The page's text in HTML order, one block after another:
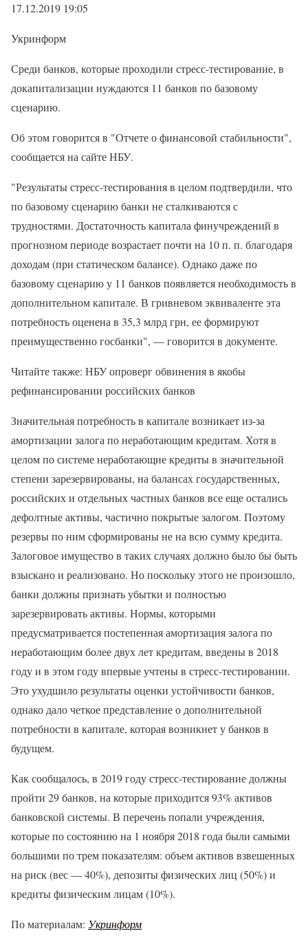
17.12.2019 19:05
Укринформ
Среди банков, которые проходили стресс-тестирование, в
докапитализации нуждаются 11 банков по базовому
сценарию.
Об этом говорится в "Отчете о финансовой стабильности",
сообщается на сайте НБУ.
"Результаты стресс-тестирования в целом подтвердили, что
по базовому сценарию банки не сталкиваются с
трудностями. Достаточность капитала финучреждений в
прогнозном периоде возрастает почти на 10 п. п. благодаря
доходам (при статическом балансе). Однако даже по
базовому сценарию у 11 банков появляется необходимость в
дополнительном капитале. В гривневом эквиваленте эта
потребность оценена в 35,3 млрд грн, ее формируют
преимущественно госбанки", — говорится в документе.
Читайте также: НБУ опроверг обвинения в якобы
рефинансировании российских банков
Значительная потребность в капитале возникает из-за
амортизации залога по неработающим кредитам. Хотя в
целом по системе неработающие кредиты в значительной
степени зарезервированы, на балансах государственных,
российских и отдельных частных банков все еще остались
дефолтные активы, частично покрытые залогом. Поэтому
резервы по ним сформированы не на всю сумму кредита.
Залоговое имущество в таких случаях должно было бы быть
взыскано и реализовано. Но поскольку этого не произошло,
банки должны признать убытки и полностью
зарезервировать активы. Нормы, которыми
предусматривается постепенная амортизация залога по
неработающим более двух лет кредитам, введены в 2018
году и в этом году впервые учтены в стресс-тестировании.
Это ухудшило результаты оценки устойчивости банков,
однако дало четкое представление о дополнительной
потребности в капитале, которая возникнет у банков в
будущем.
Как сообщалось, в 2019 году стресс-тестирование должны
пройти 29 банков, на которые приходится 93% активов
банковской системы. В перечень попали учреждения,
которые по состоянию на 1 ноября 2018 года были самыми
большими по трем показателям: объем активов взвешенных
на риск (вес — 40%), депозиты физических лиц (50%) и
кредиты физическим лицам (10%).
По материалам: Укринформ